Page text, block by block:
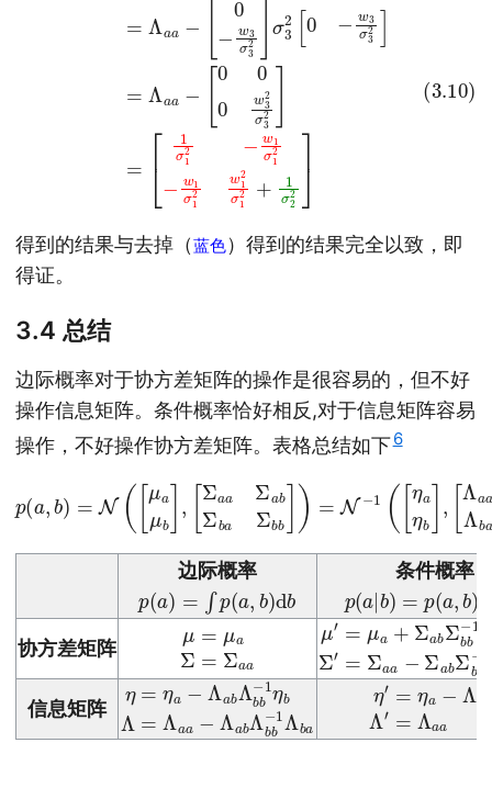
得到的结果与去掉（ 蓝 色
蓝
色
）得到的结果完全以致，即
得证。
3.4 总结
边际概率对于协方差矩阵的操作是很容易的，但不好
操作信息矩阵。条件概率恰好相反,对于信息矩阵容易
操作，不好操作协方差矩阵。表格总结如下6
p( ,b) ([μ aμb
a Σa bΣ baΣ ]) N− ],
[ Λ aΛa ba Λb
边际概率
( a ∫ p( a b )d b
条件概率
( a|b ) = p ( b
协方差矩阵
μ=μ aΣ μ′=μ a+ Σa bΣbb−
信息矩阵
η=η a− ΛabΛbb−1η a−Λa bΛ bb−
η′=ηa− Λa bb